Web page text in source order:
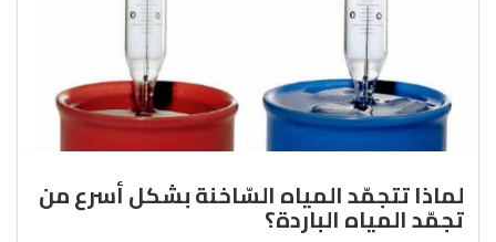
لماذا تتجمّد المياه السّاخنة بشكل أسرع من
تجمّد المياه الباردة؟